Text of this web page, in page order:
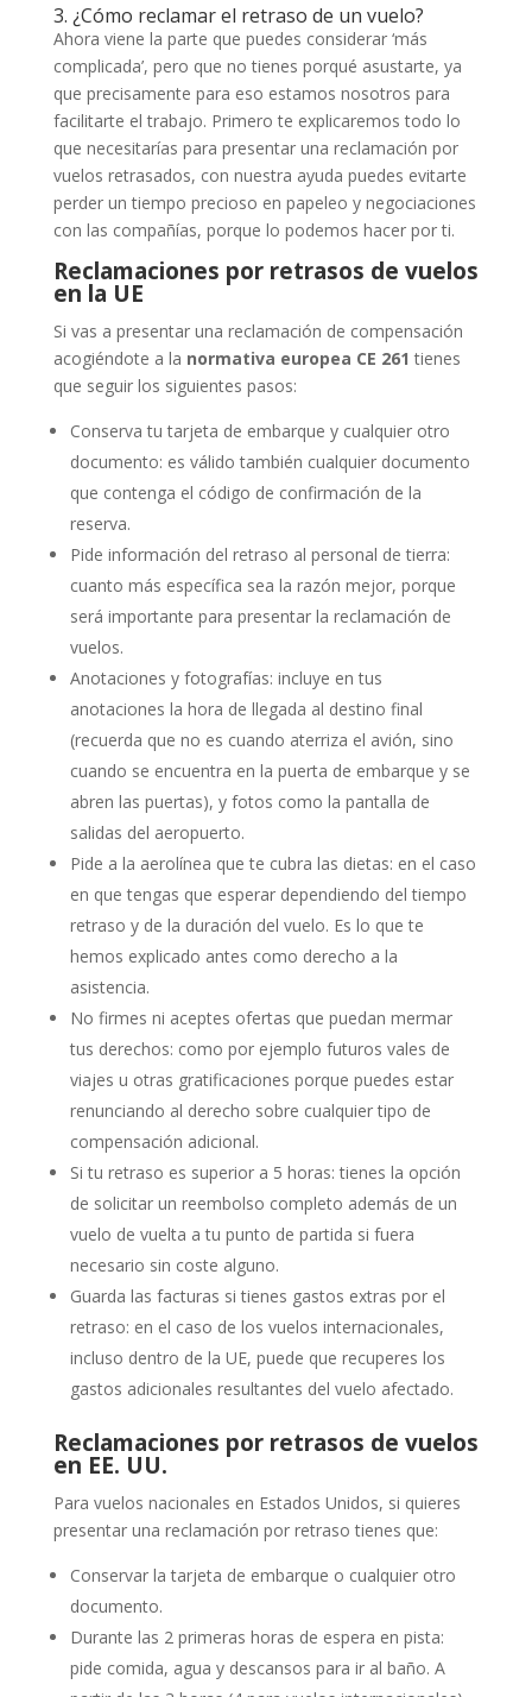
3. ¿Cómo reclamar el retraso de un vuelo?
Ahora viene la parte que puedes considerar ‘más
complicada’, pero que no tienes porqué asustarte, ya
que precisamente para eso estamos nosotros para
facilitarte el trabajo. Primero te explicaremos todo lo
que necesitarías para presentar una reclamación por
vuelos retrasados, con nuestra ayuda puedes evitarte
perder un tiempo precioso en papeleo y negociaciones
con las compañías, porque lo podemos hacer por ti.
Reclamaciones por retrasos de vuelos
en la UE
Si vas a presentar una reclamación de compensación
acogiéndote a la normativa europea CE 261 tienes
que seguir los siguientes pasos:
Conserva tu tarjeta de embarque y cualquier otro
documento: es válido también cualquier documento
que contenga el código de confirmación de la
reserva.
Pide información del retraso al personal de tierra:
cuanto más específica sea la razón mejor, porque
será importante para presentar la reclamación de
vuelos.
Anotaciones y fotografías: incluye en tus
anotaciones la hora de llegada al destino final
(recuerda que no es cuando aterriza el avión, sino
cuando se encuentra en la puerta de embarque y se
abren las puertas), y fotos como la pantalla de
salidas del aeropuerto.
Pide a la aerolínea que te cubra las dietas: en el caso
en que tengas que esperar dependiendo del tiempo
retraso y de la duración del vuelo. Es lo que te
hemos explicado antes como derecho a la
asistencia.
No firmes ni aceptes ofertas que puedan mermar
tus derechos: como por ejemplo futuros vales de
viajes u otras gratificaciones porque puedes estar
renunciando al derecho sobre cualquier tipo de
compensación adicional.
Si tu retraso es superior a 5 horas: tienes la opción
de solicitar un reembolso completo además de un
vuelo de vuelta a tu punto de partida si fuera
necesario sin coste alguno.
Guarda las facturas si tienes gastos extras por el
retraso: en el caso de los vuelos internacionales,
incluso dentro de la UE, puede que recuperes los
gastos adicionales resultantes del vuelo afectado.
Reclamaciones por retrasos de vuelos
en EE. UU.
Para vuelos nacionales en Estados Unidos, si quieres
presentar una reclamación por retraso tienes que:
Conservar la tarjeta de embarque o cualquier otro
documento.
Durante las 2 primeras horas de espera en pista:
pide comida, agua y descansos para ir al baño. A